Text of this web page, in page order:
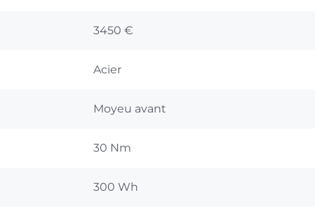
3450 €
Acier
Moyeu avant
30 Nm
300 Wh